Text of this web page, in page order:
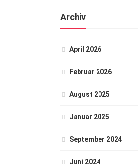
Archiv
April 2026
Februar 2026
August 2025
Januar 2025
September 2024
Juni 2024